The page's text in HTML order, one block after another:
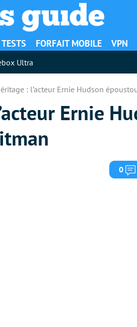
TESTS FORFAIT MOBILE VPN
Ultra
: l’acteur Ernie Hudson
Ernie
0